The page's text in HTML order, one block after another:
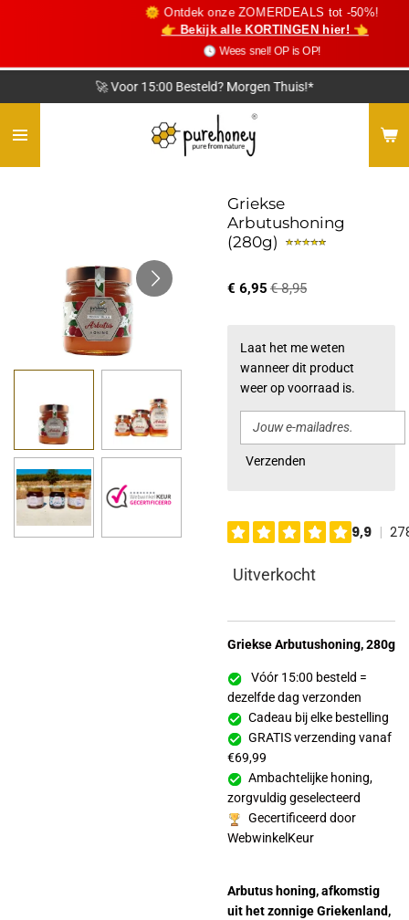
🌞 Ontdek onze ZOMERDEALS tot -50%!
👉 Bekijk alle KORTINGEN hier! 👈
🕓 Wees snel! OP is OP!
🚀 Voor 15:00 Besteld? Morgen Thuis!*
Griekse
Arbutushoning
(280g)
€ 6,95 € 8,95
Laat het me weten
wanneer dit product
weer op voorraad is.
Verzenden
Uitverkocht
GriekseArbutushoning, 280g
Vóór 15:00 besteld =
dezelfde dag verzonden
Cadeau bij elke bestelling
GRATIS verzending vanaf
€69,99
Ambachtelijke honing,
zorgvuldig geselecteerd
Gecertificeerd door
WebwinkelKeur
Arbutus honing, afkomstig
uit het zonnige Griekenland,